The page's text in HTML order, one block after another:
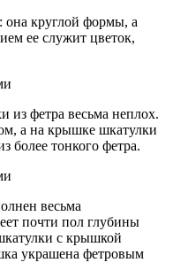
она круглой формы, а
ее служит цветок,
из фетра весьма неплох.
а на крышке шкатулки
более тонкого фетра.
весьма
почти пол глубины
с крышкой
украшена фетровым